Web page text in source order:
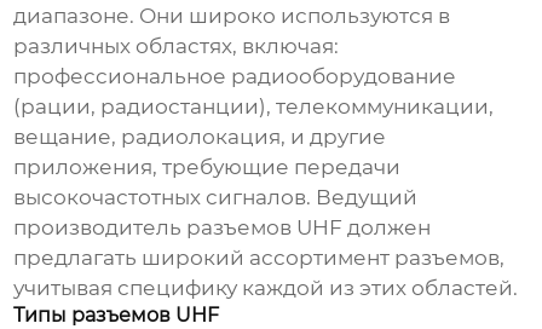
диапазоне. Они широко используются в
различных областях, включая:
профессиональное радиооборудование
(рации, радиостанции), телекоммуникации,
вещание, радиолокация, и другие
приложения, требующие передачи
высокочастотных сигналов. Ведущий
производитель разъемов UHF должен
предлагать широкий ассортимент разъемов,
учитывая специфику каждой из этих областей.
Типы разъемов UHF